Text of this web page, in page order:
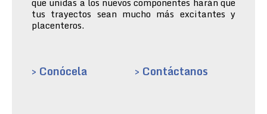
tus trayectos sean mucho más excitantes y
placenteros.
> Conócela > Contáctanos